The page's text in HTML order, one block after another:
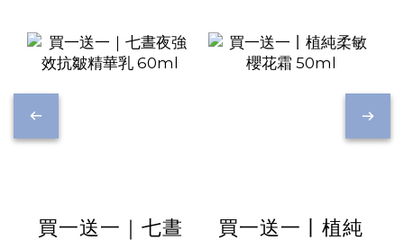
買一送一｜七晝
買一送一丨植純